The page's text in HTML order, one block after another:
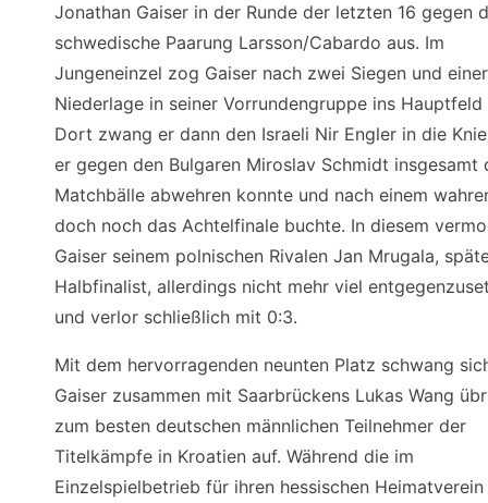
Jonathan Gaiser in der Runde der letzten 16 gegen
schwedische Paarung Larsson/Cabardo aus. Im
Jungeneinzel zog Gaiser nach zwei Siegen und einer
Niederlage in seiner Vorrundengruppe ins Hauptfeld
Dort zwang er dann den Israeli Nir Engler in die
er gegen den Bulgaren Miroslav Schmidt insgesamt
Matchbälle abwehren konnte und nach einem
doch noch das Achtelfinale buchte. In diesem
Gaiser seinem polnischen Rivalen Jan Mrugala,
Halbfinalist, allerdings nicht mehr viel
und verlor schließlich mit 0:3.
Mit dem hervorragenden neunten Platz schwang
Gaiser zusammen mit Saarbrückens Lukas Wang
zum besten deutschen männlichen Teilnehmer der
Titelkämpfe in Kroatien auf. Während die im
Einzelspielbetrieb für ihren hessischen Heimatverein